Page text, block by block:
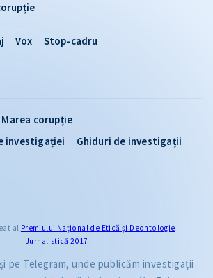
Marea corupție
investigației
Ghiduri de investigații
Vox Stop-cadru
al Premiului Naţional de Etică și Deontologie
Jurnalistică 2017
pe Telegram, unde publicăm investigații